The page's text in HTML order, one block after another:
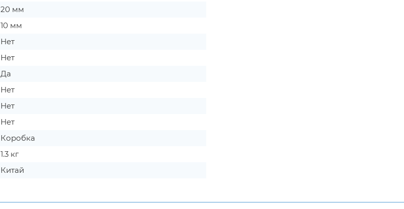
20 мм
10 мм
Нет
Нет
Да
Нет
Нет
Нет
Коробка
1.3 кг
Китай